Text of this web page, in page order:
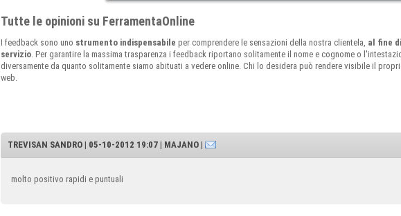
Tutte le opinioni su FerramentaOnline
I feedback sono uno strumento indispensabile per comprendere le sensazioni della nostra clientela, al fine
servizio. Per garantire la massima trasparenza i feedback riportano solitamente il nome e cognome o
diversamente da quanto solitamente siamo abituati a vedere online. Chi lo desidera può rendere visibile il
web.
TREVISAN SANDRO | 05-10-2012 19:07 | MAJANO |
molto positivo rapidi e puntuali